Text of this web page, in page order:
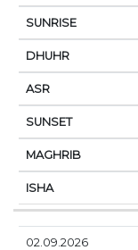
02.09.2026